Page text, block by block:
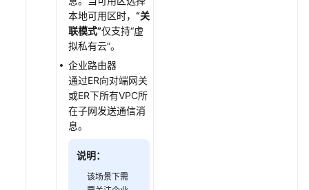
关
证
书
按
标
签
搜
索
VPN
本地可用区时， “关
联模式”仅支持“虚
拟私有云”。
企业路由器
通过ER向对端网关
或ER下所有VPC所
在子网发送通信消
息。
说明：
该场景下需